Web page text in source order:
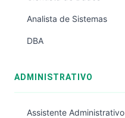
Analista de Sistemas
DBA
ADMINISTRATIVO
Assistente Administrativo